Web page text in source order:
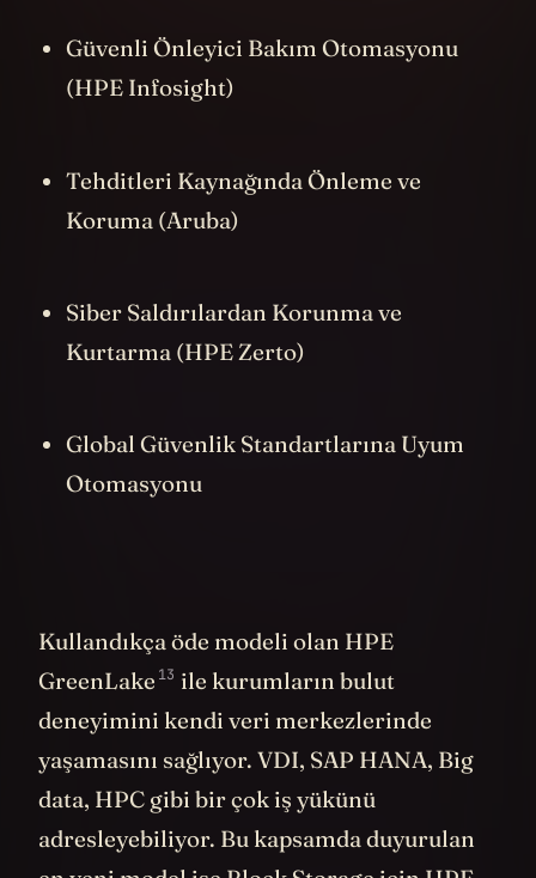
Güvenli Önleyici Bakım Otomasyonu
(HPE Infosight)
Tehditleri Kaynağında Önleme ve
Koruma (Aruba)
Siber Saldırılardan Korunma ve
Kurtarma (HPE Zerto)
Global Güvenlik Standartlarına Uyum
Otomasyonu
Kullandıkça öde modeli olan HPE
GreenLake 13 ile kurumların bulut
deneyimini kendi veri merkezlerinde
yaşamasını sağlıyor. VDI, SAP HANA, Big
data, HPC gibi bir çok iş yükünü
adresleyebiliyor. Bu kapsamda duyurulan